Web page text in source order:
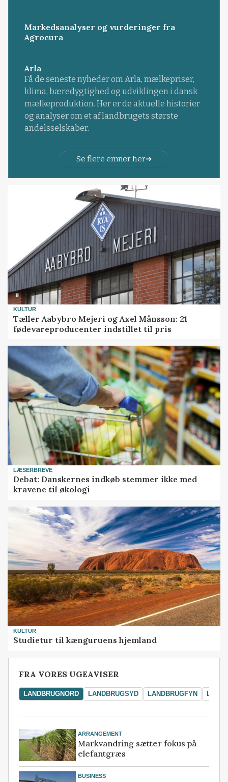
Markedsanalyser og vurderinger fra
Agrocura
Arla
Få de seneste nyheder om Arla, mælkepriser,
klima, bæredygtighed og udviklingen i dansk
mælkeproduktion. Her er de aktuelle historier
og analyser om et af landbrugets største
andelsselskaber.
Se flere emner her
KULTUR
Tæller Aabybro Mejeri og Axel Månsson: 21
fødevareproducenter indstillet til pris
LÆSERBREVE
Debat: Danskernes indkøb stemmer ikke med
kravene til økologi
KULTUR
Studietur til kænguruens hjemland
FRA VORES UGEAVISER
LANDBRUGNORD LANDBRUGSYD LANDBRUGFYN
ARRANGEMENT
Markvandring sætter fokus på
elefantgræs
BUSINESS